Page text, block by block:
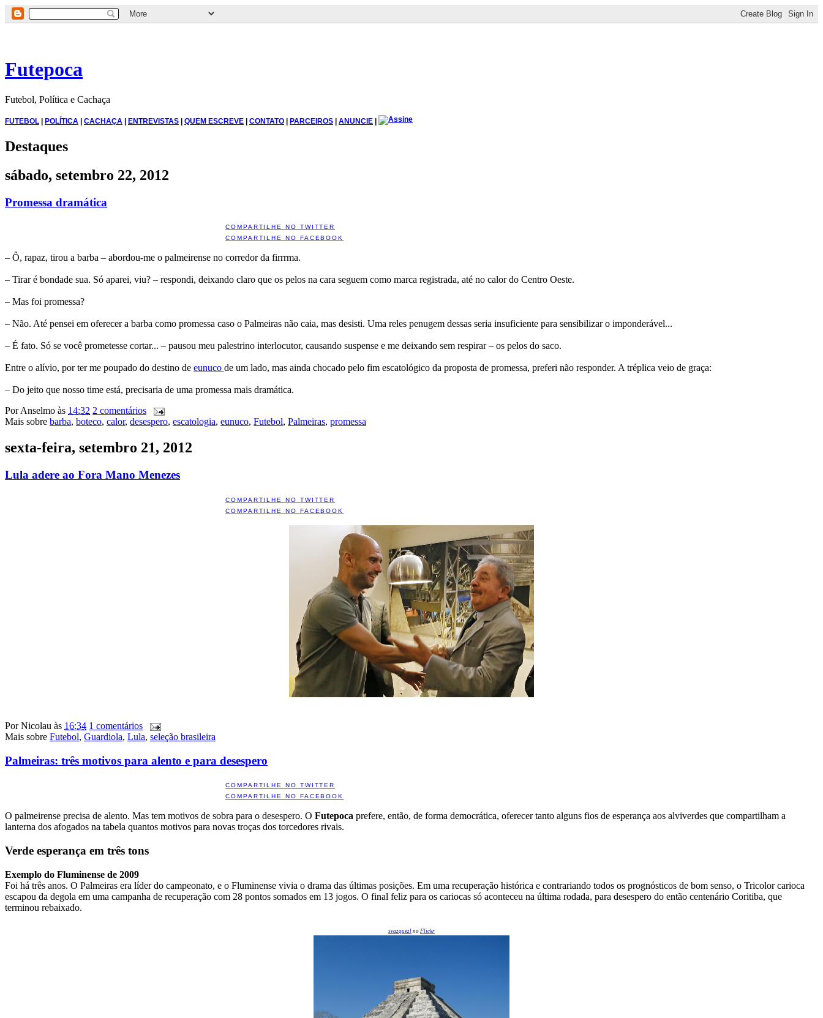
Futepoca
Futebol, Política e Cachaça
FUTEBOL | POLÍTICA | CACHAÇA | ENTREVISTAS | QUEM ESCREVE | CONTATO | PARCEIROS | ANUNCIE |
Destaques
sábado, setembro 22, 2012
Promessa dramática
COMPARTILHE NO TWITTER
COMPARTILHE NO FACEBOOK
– Ô, rapaz, tirou a barba – abordou-me o palmeirense no corredor da firrrma.
– Tirar é bondade sua. Só aparei, viu? – respondi, deixando claro que os pelos na cara seguem como marca registrada, até no calor do Centro Oeste.
– Mas foi promessa?
– Não. Até pensei em oferecer a barba como promessa caso o Palmeiras não caia, mas desisti. Uma reles penugem dessas seria insuficiente para sensibilizar o imponderável...
– É fato. Só se você prometesse cortar... – pausou meu palestrino interlocutor, causando suspense e me deixando sem respirar – os pelos do saco.
Entre o alívio, por ter me poupado do destino de eunuco de um lado, mas ainda chocado pelo fim escatológico da proposta de promessa, preferi não responder. A tréplica veio de graça:
– Do jeito que nosso time está, precisaria de uma promessa mais dramática.
PorAnselmo às 14:32 2 comentários
Mais sobre barba, boteco, calor, desespero, escatologia, eunuco, Futebol, Palmeiras, promessa
sexta-feira, setembro 21, 2012
Lula adere ao Fora Mano Menezes
COMPARTILHE NO TWITTER
COMPARTILHE NO FACEBOOK
PorNicolau às 16:34 1 comentários
Mais sobre Futebol, Guardiola, Lula, seleção brasileira
Palmeiras: três motivos para alento e para desespero
COMPARTILHE NO TWITTER
COMPARTILHE NO FACEBOOK
O palmeirense precisa de alento. Mas tem motivos de sobra para o desespero. O Futepoca prefere, então, de forma democrática, oferecer tanto alguns fios de esperança aos alviverdes que compartilham a
lanterna dos afogados na tabela quantos motivos para novas troças dos torcedores rivais.
Verde esperança em três tons
Exemplo do Fluminense de 2009
Foi há três anos. O Palmeiras era líder do campeonato, e o Fluminense vivia o drama das últimas posições. Em uma recuperação histórica e contrariando todos os prognósticos de bom senso, o Tricolor carioca
escapou da degola em uma campanha de recuperação com 28 pontos somados em 13 jogos. O final feliz para os cariocas só aconteceu na última rodada, para desespero do então centenário Coritiba, que
terminou rebaixado.
svazquezl no Flickr